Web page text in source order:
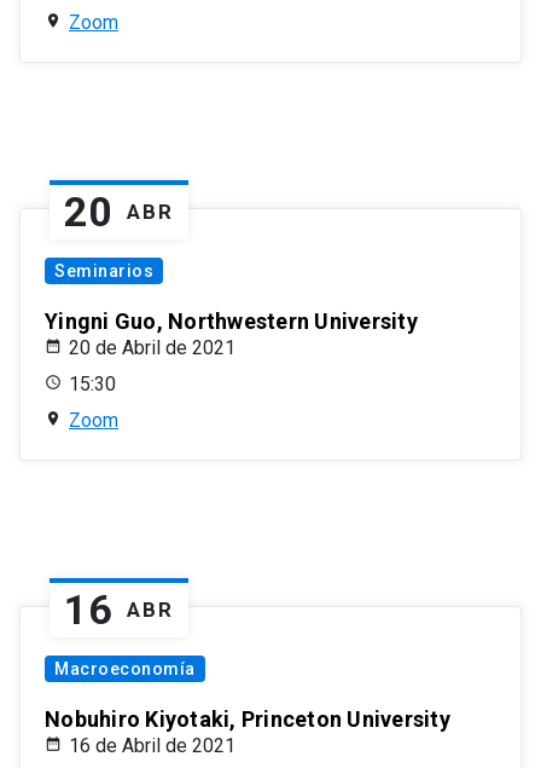
Zoom
20 ABR
Seminarios
Yingni Guo, Northwestern University
20 de Abril de 2021
15:30
Zoom
16 ABR
Macroeconomía
Nobuhiro Kiyotaki, Princeton University
16 de Abril de 2021